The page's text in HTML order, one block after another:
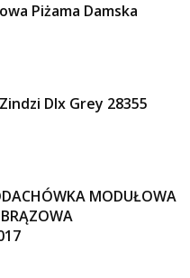
Piżama Damska
Dlx Grey 28355
MODUŁOWA